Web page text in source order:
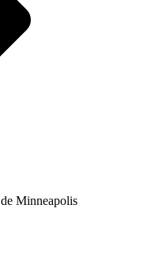
Minneapolis